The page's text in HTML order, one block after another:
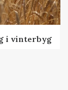
i vinterbyg